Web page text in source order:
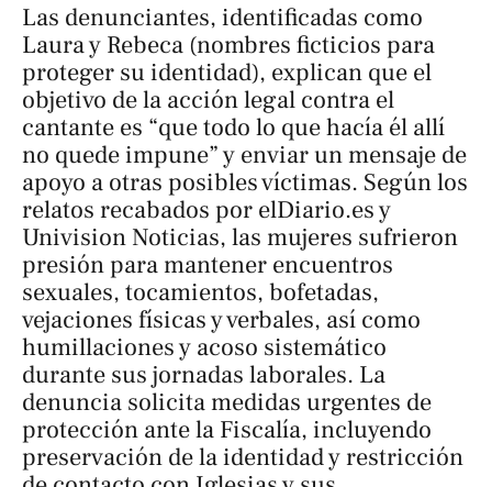
Las denunciantes, identificadas como
Laura y Rebeca (nombres ficticios para
proteger su identidad), explican que el
objetivo de la acción legal contra el
cantante es “que todo lo que hacía él allí
no quede impune” y enviar un mensaje de
apoyo a otras posibles víctimas. Según los
relatos recabados por elDiario.esy
Univision Noticias, las mujeres sufrieron
presión para mantener encuentros
sexuales, tocamientos, bofetadas,
vejaciones físicas y verbales, así como
humillaciones y acoso sistemático
durante sus jornadas laborales. La
denuncia solicita medidas urgentes de
protección ante la Fiscalía, incluyendo
preservación de la identidad y restricción